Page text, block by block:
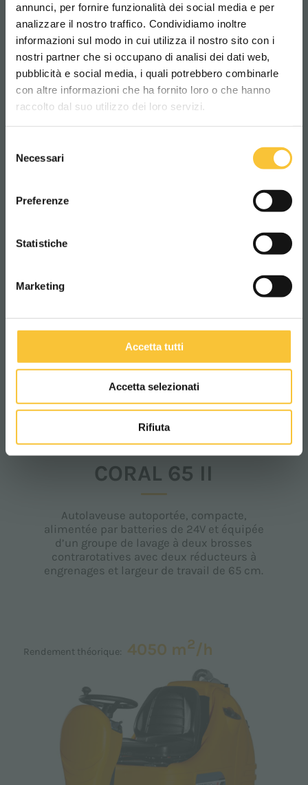
annunci, per fornire funzionalità dei social media e per
analizzare il nostro traffico. Condividiamo inoltre
informazioni sul modo in cui utilizza il nostro sito con i
nostri partner che si occupano di analisi dei dati web,
pubblicità e social media, i quali potrebbero combinarle
con altre informazioni che ha fornito loro o che hanno
raccolto dal suo utilizzo dei loro servizi.
delNecessari
Preferenze
Statistiche
Marketing
Accetta tutti
Accetta selezionati
Rifiuta
Autolaveuse autoportée, compacte et très
maniable : groupe de lavage à deux brosses
contrarotatives avec largeur de travail de 65
cm, suceur très court permettant
néanmoins un séchage parfait quelle que
soit la situation.
CORAL 65 II
Autolaveuse autoportée, compacte,
alimentée par batteries de 24V et équipée
d’un groupe de lavage à deux brosses
contrarotatives avec deux réducteurs à
engrenages et largeur de travail de 65 cm.
Rendement théorique: 4050 m2/h
Scegli il paese in cui ti trovi e la tua
lingua per una migliore esperienza di
navigazione